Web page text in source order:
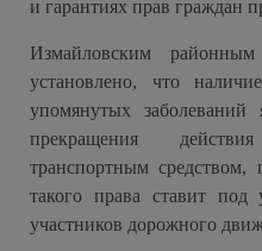
и гарантиях прав граждан
Измайловским
установлено, что
упомянутых заболеваний
прекращения
транспортным средством,
такого права ставит под
участников дорожного